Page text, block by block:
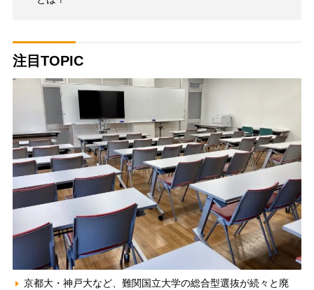
注目TOPIC
京都大・神戸大など、難関国立大学の総合型選抜が続々と廃